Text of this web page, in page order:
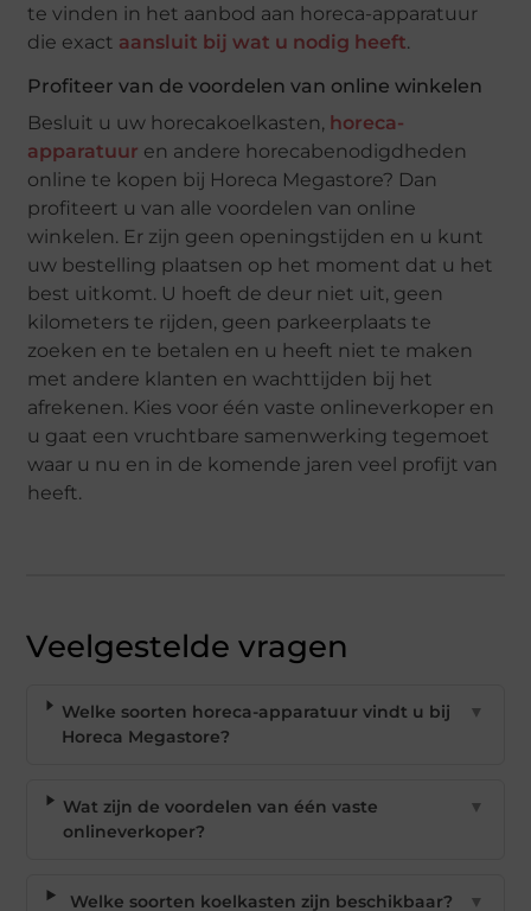
te vinden in het aanbod aan horeca-apparatuur
die exact aansluit bij wat u nodig heeft.
Profiteer van de voordelen van online winkelen
Besluit u uw horecakoelkasten, horeca-
apparatuur en andere horecabenodigdheden
online te kopen bij Horeca Megastore? Dan
profiteert u van alle voordelen van online
winkelen. Er zijn geen openingstijden en u kunt
uw bestelling plaatsen op het moment dat u het
best uitkomt. U hoeft de deur niet uit, geen
kilometers te rijden, geen parkeerplaats te
zoeken en te betalen en u heeft niet te maken
met andere klanten en wachttijden bij het
afrekenen. Kies voor één vaste onlineverkoper en
u gaat een vruchtbare samenwerking tegemoet
waar u nu en in de komende jaren veel profijt van
heeft.
Veelgestelde vragen
Welke soorten horeca-apparatuur vindt u bij
Horeca Megastore?
▼
Wat zijn de voordelen van één vaste
onlineverkoper?
▼
Welke soorten koelkasten zijn beschikbaar? ▼